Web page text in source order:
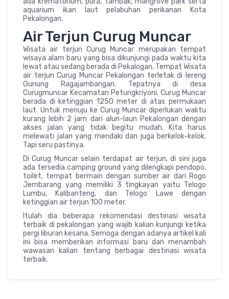
aquarium ikan laut pelabuhan perikanan Kota
Pekalongan.
Air Terjun Curug Muncar
Wisata air terjun Curug Muncar merupakan tempat
wisaya alam baru yang bisa dikunjungi pada waktu kita
lewat atau sedang berada di Pekalogan. Tempat Wisata
air terjun Curug Muncar Pekalongan terletak di lereng
Gunung Ragajambangan. Tepatnya di desa
Curugmuncar Kecamatan Petungkriyoni. Curug Muncar
berada di ketinggian 1250 meter di atas permukaan
laut. Untuk menuju ke Curug Muncar diperlukan waktu
kurang lebih 2 jam dari alun-laun Pekalongan dengan
akses jalan yang tidak begitu mudah. Kita harus
melewati jalan yang mendaki dan juga berkelok-kelok.
Tapi seru pastinya.
Di Curug Muncar selain terdapat air terjun, di sini juga
ada tersedia camping ground yang dilengkapi pendopo,
toilet, tempat bermain dengan sumber air dari Rogo
Jembarang yang memiliki 3 tingkayan yaitu Telogo
Lumbu, Kalibanteng, dan Telogo Lawe dengan
ketinggian air terjun 100 meter.
Itulah dia beberapa rekomendasi destinasi wisata
terbaik di pekalongan yang wajib kalian kunjungi ketika
pergi liburan kesana. Semoga dengan adanya artikel kali
ini bisa memberikan informasi baru dan menambah
wawasan kalian tentang berbagai destinasi wisata
terbaik.